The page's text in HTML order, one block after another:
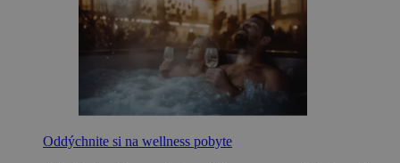
Oddýchnite si na wellness pobyte